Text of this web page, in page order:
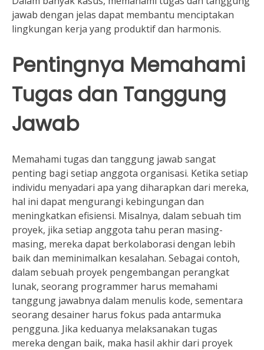
jawab dengan jelas dapat membantu menciptakan
lingkungan kerja yang produktif dan harmonis.
Pentingnya Memahami
Tugas dan Tanggung
Jawab
Memahami tugas dan tanggung jawab sangat
penting bagi setiap anggota organisasi. Ketika setiap
individu menyadari apa yang diharapkan dari mereka,
hal ini dapat mengurangi kebingungan dan
meningkatkan efisiensi. Misalnya, dalam sebuah tim
proyek, jika setiap anggota tahu peran masing-
masing, mereka dapat berkolaborasi dengan lebih
baik dan meminimalkan kesalahan. Sebagai contoh,
dalam sebuah proyek pengembangan perangkat
lunak, seorang programmer harus memahami
tanggung jawabnya dalam menulis kode, sementara
seorang desainer harus fokus pada antarmuka
pengguna. Jika keduanya melaksanakan tugas
mereka dengan baik, maka hasil akhir dari proyek